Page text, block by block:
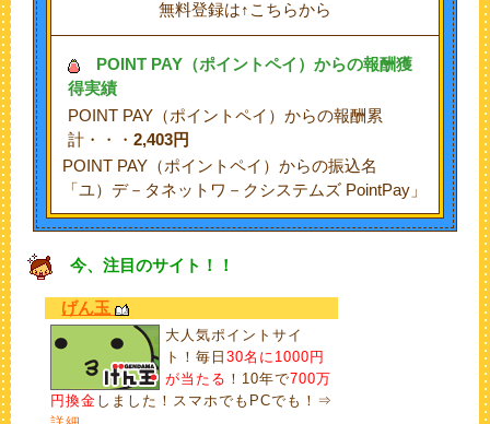
無料登録は↑こちらから
POINT PAY （ポイントペイ）からの報酬獲
得実績
POINT PAY（ポイントペイ）からの報酬累
計・・・2,403円
POINT PAY（ポイントペイ）からの振込名
「ユ）デ－タネットワ－クシステムズ PointPay」
今、注目のサイト！！
げん玉
大人気ポイントサイ
ト！毎日30名に1000円
が当たる ！10年で700万
円換金 しました！スマホでもPCでも！⇒